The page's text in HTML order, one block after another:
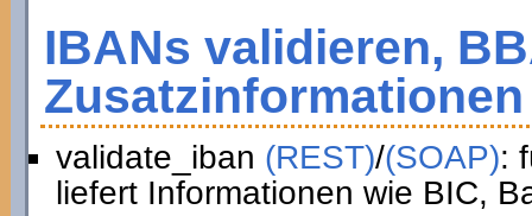
IBANs validieren,
validate_iban (REST)/(SOAP):
liefert Informationen wie BIC,